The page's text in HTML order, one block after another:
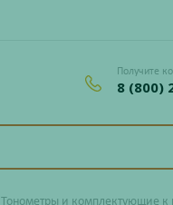
Получите
8 (800)
Тонометры и комплектующие к